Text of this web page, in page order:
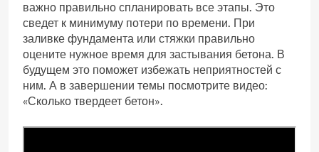
важно правильно спланировать все этапы. Это
сведет к минимуму потери по времени. При
заливке фундамента или стяжки правильно
оцените нужное время для застывания бетона. В
будущем это поможет избежать неприятностей с
ним. А в завершении темы посмотрите видео:
«Сколько твердеет бетон».